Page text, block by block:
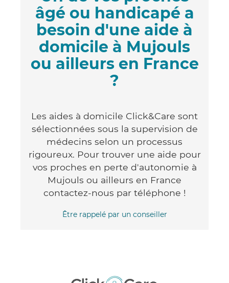
âgé ou handicapé a
besoin d'une aide à
domicile à Mujouls
ou ailleurs en France
?
Les aides à domicile Click&Care sont
sélectionnées sous la supervision de
médecins selon un processus
rigoureux. Pour trouver une aide pour
vos proches en perte d'autonomie à
Mujouls ou ailleurs en France
contactez-nous par téléphone !
Être rappelé par un conseiller